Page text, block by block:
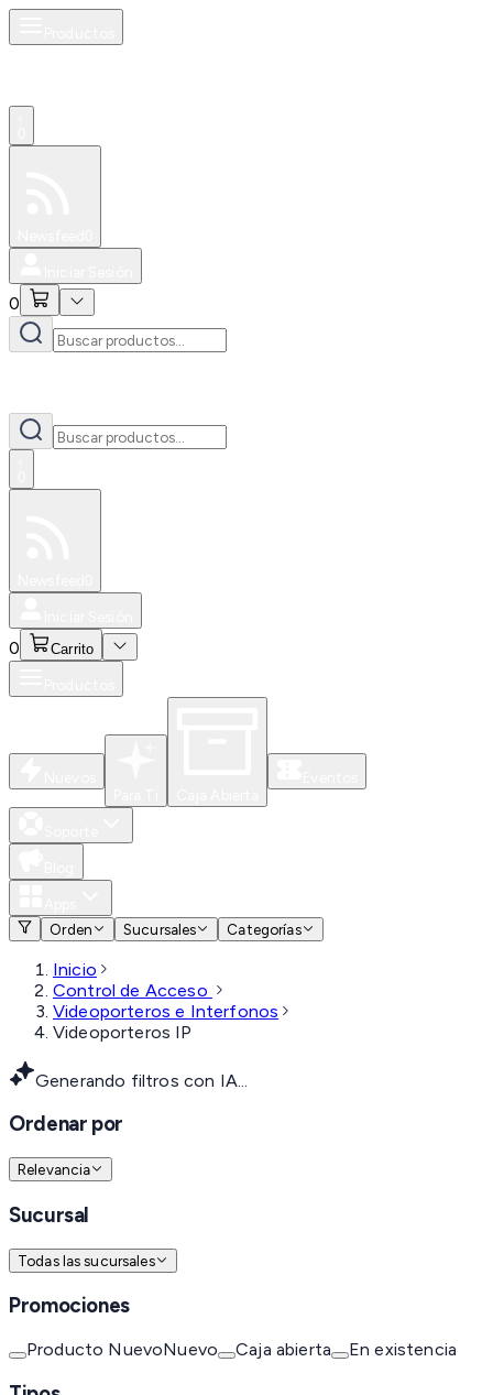
0
0 Carrito
Orden
Sucursales Categorías
Inicio
Control de Acceso
Videoporteros e Interfonos
Videoporteros IP
Generando filtros con IA...
Ordenar por
Relevancia
Sucursal
Todas las sucursales
Promociones
Producto NuevoNuevo Caja abierta En existencia